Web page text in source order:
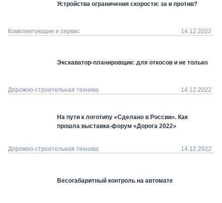
Устройства ограничения скорости: за и против?
Комплектующие и сервис 14.12.2022
Экскаватор-планировщик: для откосов и не только
Дорожно-строительная техника 14.12.2022
На пути к логотипу «Сделано в России». Как
прошла выставка-форум «Дорога 2022»
Дорожно-строительная техника 14.12.2022
Весогабаритный контроль на автомате